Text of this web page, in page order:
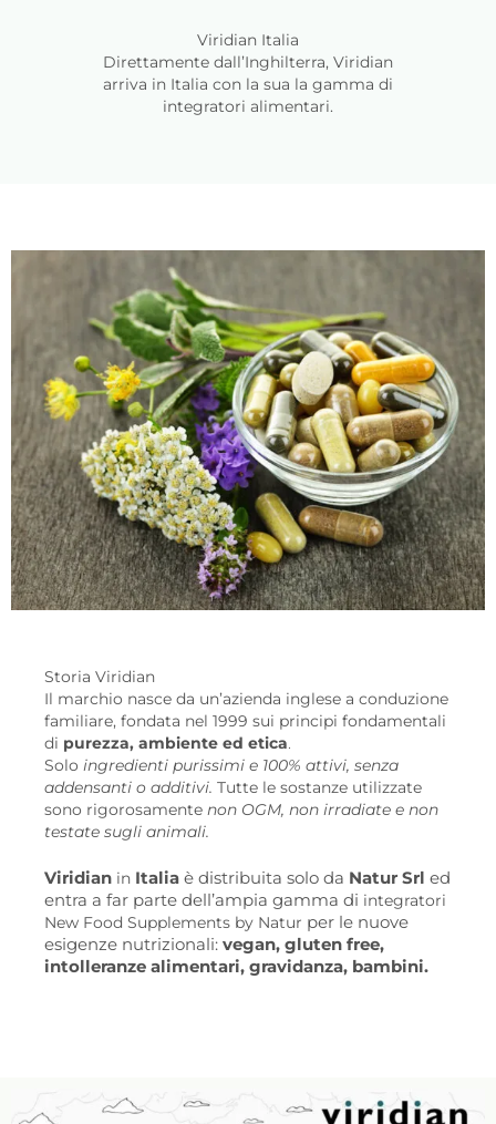
Viridian Italia
Direttamente dall’Inghilterra, Viridian
arriva in Italia con la sua la gamma di
integratori alimentari.
Storia Viridian
Il marchio nasce da un’azienda inglese a conduzione
familiare, fondata nel 1999 sui principi fondamentali
di purezza, ambiente ed etica.
Solo ingredienti purissimi e 100% attivi, senza
addensanti o additivi. Tutte le sostanze utilizzate
sono rigorosamente non OGM, non irradiate e non
testate sugli animali.
Viridian in Italia è distribuita solo da Natur Srl ed
entra a far parte dell’ampia gamma di integratori
New Food Supplements by Natur per le nuove
esigenze nutrizionali: vegan, gluten free,
intolleranze alimentari, gravidanza, bambini.